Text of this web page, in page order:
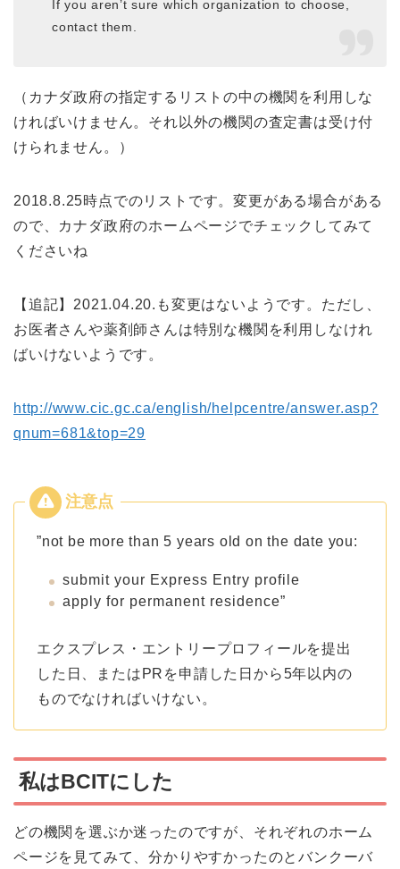
If you aren’t sure which organization to choose,
contact them.
（カナダ政府の指定するリストの中の機関を利用しな
ければいけません。それ以外の機関の査定書は受け付
けられません。）
2018.8.25時点でのリストです。変更がある場合がある
ので、カナダ政府のホームページでチェックしてみて
くださいね
【追記】2021.04.20.も変更はないようです。ただし、
お医者さんや薬剤師さんは特別な機関を利用しなけれ
ばいけないようです。
http://www.cic.gc.ca/english/helpcentre/answer.asp?
qnum=681&top=29
”not be more than 5 years old on the date you:
submit your Express Entry profile
apply for permanent residence”
エクスプレス・エントリープロフィールを提出
した日、またはPRを申請した日から5年以内の
ものでなければいけない。
私はBCITにした
どの機関を選ぶか迷ったのですが、それぞれのホーム
ページを見てみて、分かりやすかったのとバンクーバ